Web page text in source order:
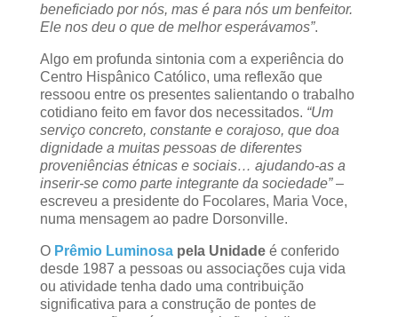
beneficiado por nós, mas é para nós um benfeitor.
Ele nos deu o que de melhor esperávamos”.
Algo em profunda sintonia com a experiência do
Centro Hispânico Católico, uma reflexão que
ressoou entre os presentes salientando o trabalho
cotidiano feito em favor dos necessitados. “Um
serviço concreto, constante e corajoso, que doa
dignidade a muitas pessoas de diferentes
proveniências étnicas e sociais… ajudando-as a
inserir-se como parte integrante da sociedade”–
escreveu a presidente do Focolares, Maria Voce,
numa mensagem ao padre Dorsonville.
O Prêmio Luminosapela Unidadeé conferido
desde 1987 a pessoas ou associações cuja vida
ou atividade tenha dado uma contribuição
significativa para a construção de pontes de